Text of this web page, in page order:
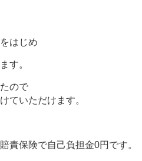
はじめ
す。
ので
ていただけます。
責保険で自己負担金0円です。